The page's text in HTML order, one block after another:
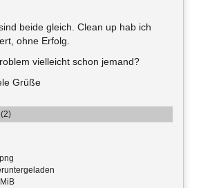
beide gleich. Clean up hab ich
ohne Erfolg.
vielleicht schon jemand?
Grüße